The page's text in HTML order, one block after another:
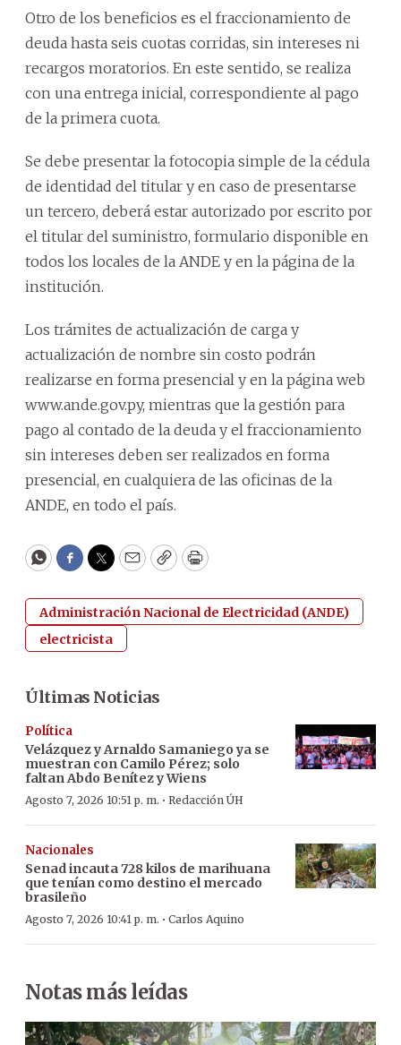
Otro de los beneficios es el fraccionamiento de
deuda hasta seis cuotas corridas, sin intereses ni
recargos moratorios. En este sentido, se realiza
con una entrega inicial, correspondiente al pago
de la primera cuota.
Se debe presentar la fotocopia simple de la cédula
de identidad del titular y en caso de presentarse
un tercero, deberá estar autorizado por escrito por
el titular del suministro, formulario disponible en
todos los locales de la ANDE y en la página de la
institución.
Los trámites de actualización de carga y
actualización de nombre sin costo podrán
realizarse en forma presencial y en la página web
www.ande.gov.py, mientras que la gestión para
pago al contado de la deuda y el fraccionamiento
sin intereses deben ser realizados en forma
presencial, en cualquiera de las oficinas de la
ANDE, en todo el país.
WhatsApp
Facebook
Twitter
EmailCopyPrint
Administración Nacional de Electricidad (ANDE)
electricista
Últimas Noticias
Política
Velázquez y Arnaldo Samaniego ya se
muestran con Camilo Pérez; solo
faltan Abdo Benítez y Wiens
Agosto 7, 2026 10:51 p. m. · Redacción ÚH
Nacionales
Senad incauta 728 kilos de marihuana
que tenían como destino el mercado
brasileño
Agosto 7, 2026 10:41 p. m. · Carlos Aquino
Notas más leídas